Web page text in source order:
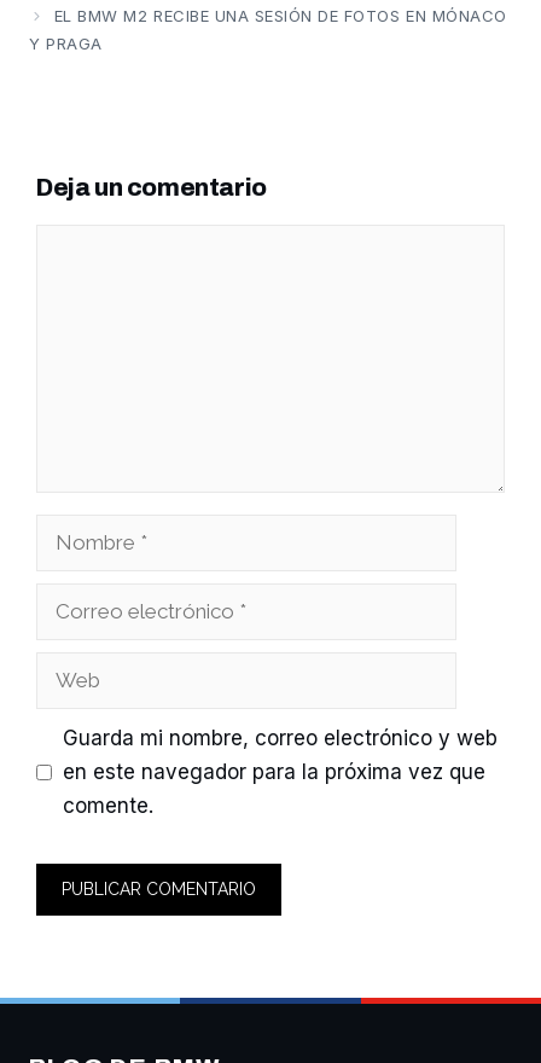
EL BMW M2 RECIBE UNA SESIÓN DE FOTOS EN MÓNACO
Y PRAGA
Deja un comentario
Nombre
Correo
Web
Guarda mi nombre, correo electrónico y web
en este navegador para la próxima vez que
comente.